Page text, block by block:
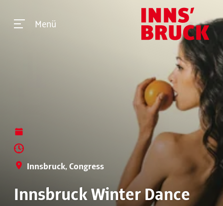
Menü
Innsbruck, Congress
Innsbruck Winter Dance